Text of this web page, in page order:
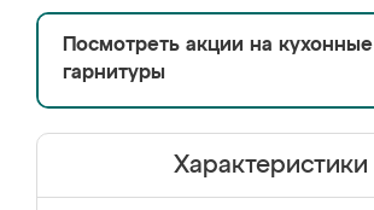
Посмотреть акции на кухонные
гарнитуры
Характеристики